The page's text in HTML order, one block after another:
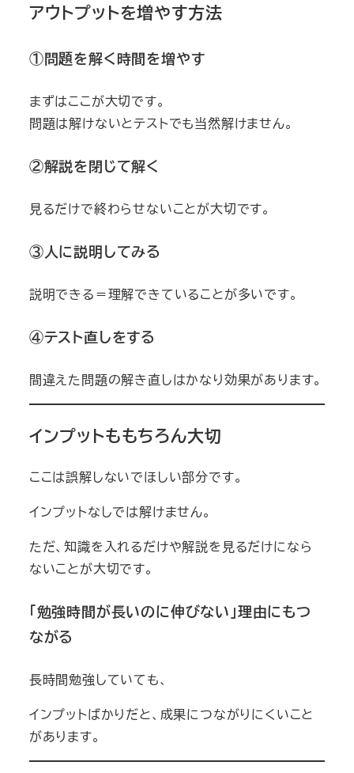
アウトプットを増やす方法
①問題を解く時間を増やす
まずはここが大切です。
問題は解けないとテストでも当然解けません。
②解説を閉じて解く
見るだけで終わらせないことが大切です。
③人に説明してみる
説明できる＝理解できていることが多いです。
④テスト直しをする
間違えた問題の解き直しはかなり効果があります。
インプットももちろん大切
ここは誤解しないでほしい部分です。
インプットなしでは解けません。
ただ、知識を入れるだけや解説を見るだけになら
ないことが大切です。
「勉強時間が長いのに伸びない」理由にもつ
ながる
長時間勉強していても、
インプットばかりだと、成果につながりにくいこと
があります。